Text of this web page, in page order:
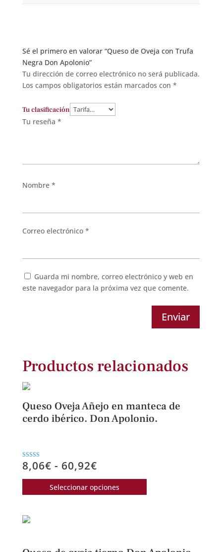
Sé el primero en valorar “Queso de Oveja con Trufa
Negra Don Apolonio”
Tu dirección de correo electrónico no será publicada.
Los campos obligatorios están marcados con *
Tu clasificación
Tu reseña *
Nombre *
Correo electrónico *
Guarda mi nombre, correo electrónico y web en
este navegador para la próxima vez que comente.
Enviar
Productos relacionados
Queso Oveja Añejo en manteca de
cerdo ibérico. Don Apolonio.
Valorado con
5.00
8,06€ - 60,92€Rango
de
precios:
Seleccionar opciones
Este